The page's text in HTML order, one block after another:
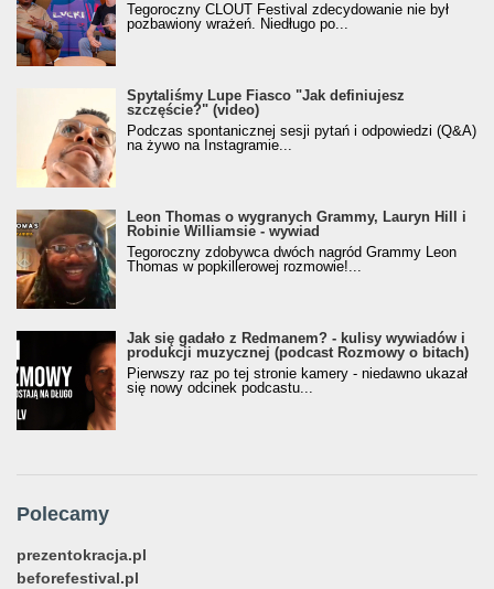
Tegoroczny CLOUT Festival zdecydowanie nie był
pozbawiony wrażeń. Niedługo po...
Spytaliśmy Lupe Fiasco "Jak definiujesz
szczęście?" (video)
Podczas spontanicznej sesji pytań i odpowiedzi (Q&A)
na żywo na Instagramie...
Leon Thomas o wygranych Grammy, Lauryn Hill i
Robinie Williamsie - wywiad
Tegoroczny zdobywca dwóch nagród Grammy Leon
Thomas w popkillerowej rozmowie!...
Jak się gadało z Redmanem? - kulisy wywiadów i
produkcji muzycznej (podcast Rozmowy o bitach)
Pierwszy raz po tej stronie kamery - niedawno ukazał
się nowy odcinek podcastu...
Polecamy
prezentokracja.pl
beforefestival.pl